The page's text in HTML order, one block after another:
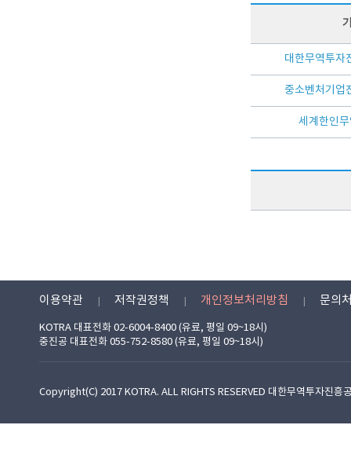
대한무역투자
중소벤처기업
세계한인
이용약관 저작권정책 개인정보처리방침 문의
KOTRA 대표전화 02-6004-8400 (유료, 평일 09~18시)
중진공 대표전화 055-752-8580 (유료, 평일 09~18시)
Copyright(C) 2017 KOTRA. ALL RIGHTS RESERVED 대한무역투자진흥